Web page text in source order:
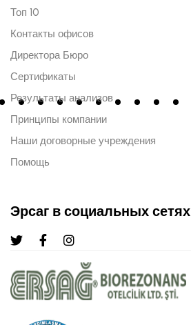
Топ 10
Контакты офисов
Директора Бюро
Сертификаты
Результаты анализов
Принципы компании
Наши договорные учреждения
Помощь
Эрсаг в социальных сетях